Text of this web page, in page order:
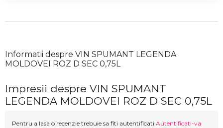
Informatii despre VIN SPUMANT LEGENDA
MOLDOVEI ROZ D SEC 0,75L
Impresii despre VIN SPUMANT
LEGENDA MOLDOVEI ROZ D SEC 0,75L
Pentru a lasa o recenzie trebuie sa fiti autentificati Autentificati-va